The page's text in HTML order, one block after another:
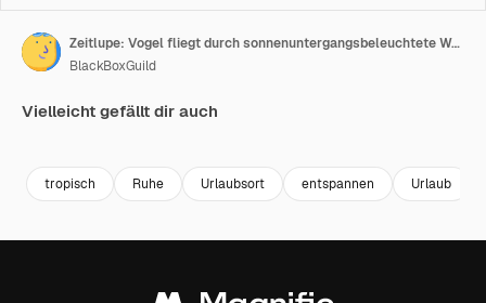
Zeitlupe: Vogel fliegt durch sonnenuntergangsbeleuchtete Wolken
BlackBoxGuild
Vielleicht gefällt dir auch
tropisch Ruhe Urlaubsort entspannen Urlaub